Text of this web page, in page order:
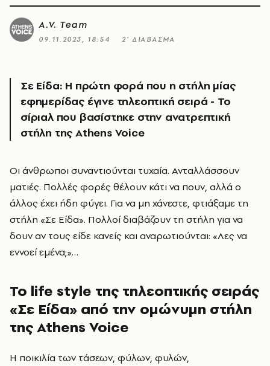
A.V. Team
09.11.2023, 18:54 2’ ΔΙΑΒΑΣΜΑ
Σε Είδα: Η πρώτη φορά που η στήλη μίας
εφημερίδας έγινε τηλεοπτική σειρά - Το
σίριαλ που βασίστηκε στην ανατρεπτική
στήλη της Athens Voice
Οι άνθρωποι συναντιούνται τυχαία. Ανταλλάσσουν
ματιές. Πολλές φορές θέλουν κάτι να πουν, αλλά ο
άλλος έχει ήδη φύγει. Για να μη χάνεστε, φτιάξαμε τη
στήλη «Σε Είδα». Πολλοί διαβάζουν τη στήλη για να
δουν αν τους είδε κανείς και αναρωτιούνται: «Λες να
εννοεί εμένα;»…
Το life style της τηλεοπτικής σειράς
«Σε Είδα» από την ομώνυμη στήλη
της Athens Voice
Η ποικιλία των τάσεων, φύλων, φυλών,